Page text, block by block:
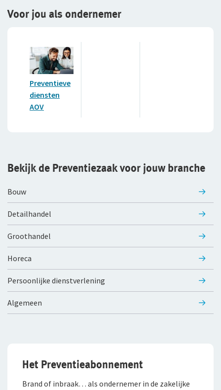
Voor jou als ondernemer
Preventieve
diensten
AOV
Bekijk de Preventiezaak voor jouw branche
Bouw
Detailhandel
Groothandel
Horeca
Persoonlijke dienstverlening
Algemeen
Het Preventieabonnement
Brand of inbraak… als ondernemer in de zakelijke